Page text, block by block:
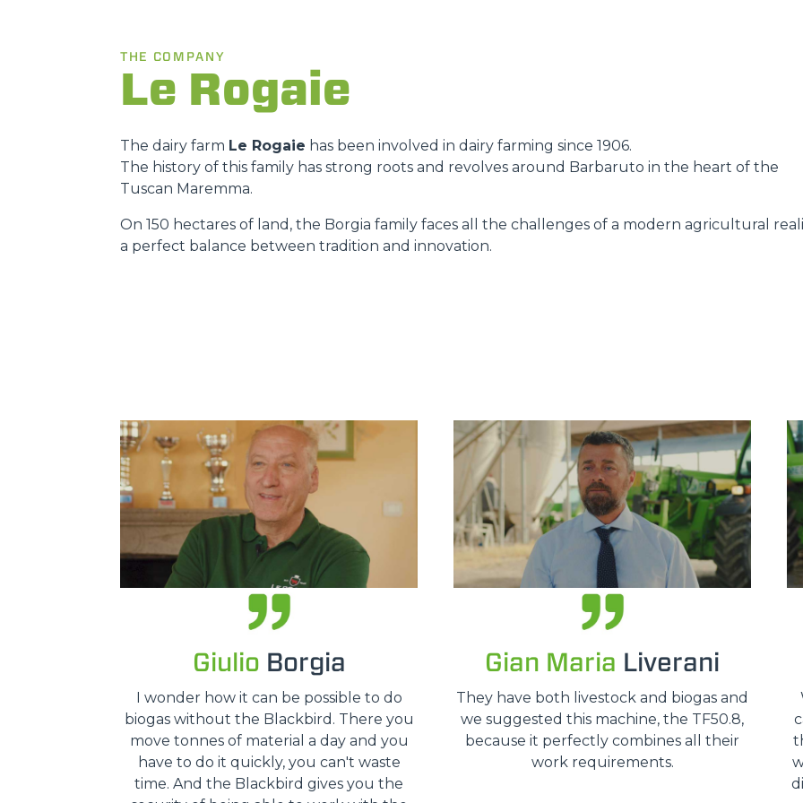
ATTACHMENTS SHOW ALL
FORKS
HOOKS
PLATFORMS
SPECIAL
THE COMPANY
Le Rogaie
The dairy farm Le Rogaie has been involved in dairy farming since 1906.
The history of this family has strong roots and revolves around Barbaruto in the heart of the
Tuscan Maremma.
On 150 hectares of land, the Borgia family faces all the challenges of a modern agricultural
a perfect balance between tradition and innovation.
Giulio Borgia
I wonder how it can be possible to do
biogas without the Blackbird. There you
move tonnes of material a day and you
have to do it quickly, you can't waste
time. And the Blackbird gives you the
Gian Maria Liverani
They have both livestock and biogas and
we suggested this machine, the TF50.8,
because it perfectly combines all their
work requirements.